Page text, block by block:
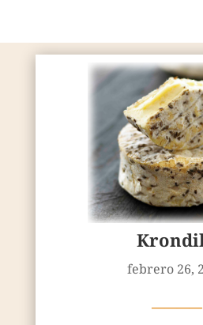
febrero 26,
————